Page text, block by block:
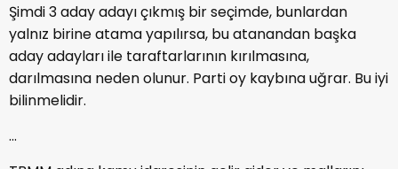
Şimdi 3 aday adayı çıkmış bir seçimde, bunlardan
yalnız birine atama yapılırsa, bu atanandan başka
aday adayları ile taraftarlarının kırılmasına,
darılmasına neden olunur. Parti oy kaybına uğrar. Bu iyi
bilinmelidir.
...